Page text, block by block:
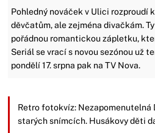
Pohledný nováček v Ulici rozproudí
děvčatům, ale zejména divačkám.
pořádnou romantickou zápletku,
Seriál se vrací s novou sezónou už
pondělí 17. srpna pak na TV Nova.
Retro fotokvíz: Nezapomenutelná
starých snímcích. Husákovy děti